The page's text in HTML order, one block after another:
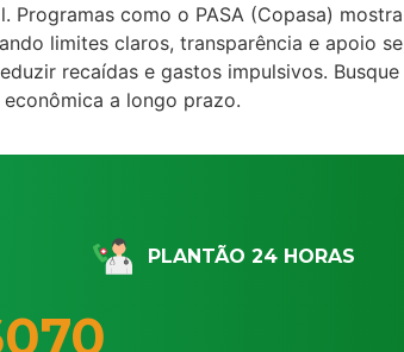
como o PASA (Copasa)
limites claros, transparência e apoio
recaídas e gastos impulsivos.
a longo prazo.
PLANTÃO 24 HORAS